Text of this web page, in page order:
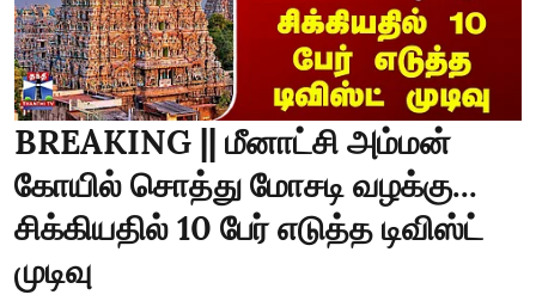
BREAKING || மீனாட்சி அம்மன்
கோயில் சொத்து மோசடி வழக்கு...
சிக்கியதில் 10 பேர் எடுத்த டிவிஸ்ட்
முடிவு